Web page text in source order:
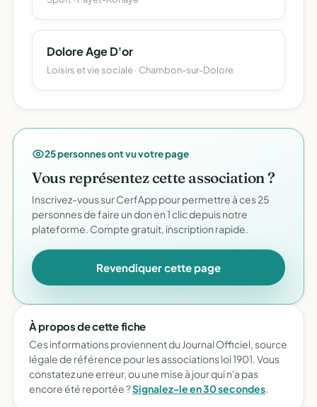
Dolore Age D'or
Loisirs et vie sociale · Chambon-sur-Dolore
25 personnes ont vu votre page
Vous représentez cette association ?
Inscrivez-vous sur CerfApp pour permettre à ces 25
personnes de faire un don en 1 clic depuis notre
plateforme. Compte gratuit, inscription rapide.
Revendiquer cette page
À propos de cette fiche
Ces informations proviennent du Journal Officiel, source
légale de référence pour les associations loi 1901. Vous
constatez une erreur, ou une mise à jour qui n'a pas
encore été reportée ?Signalez-le en 30 secondes.